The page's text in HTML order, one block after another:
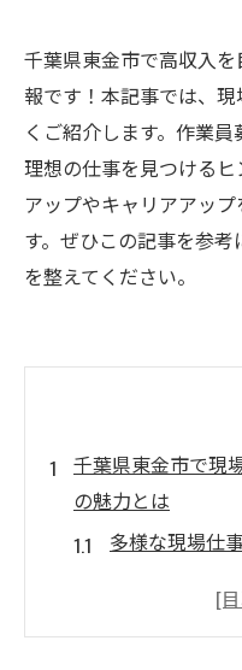
千葉県東金市で高収入
報です！本記事では、
くご紹介します。作業員
理想の仕事を見つける
アップやキャリアアッ
す。ぜひこの記事を参
を整えてください。
千葉県東金市で現
の魅力とは
多様な現場仕
高収入の理由